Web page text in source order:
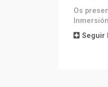
Os
Seguir